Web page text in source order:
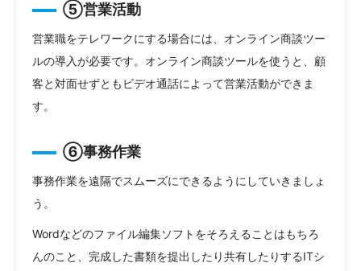
⑤営業活動
営業職をテレワークにする場合には、オンライン商談ツー
ルの導入が必要です。オンライン商談ツールを使うと、顧
客と対面せずともビデオ通話によって営業活動ができま
す。
⑥事務作業
事務作業を遠隔でスムーズにできるようにしていきましょ
う。
Wordなどのファイル編集ソフトをそろえることはもちろ
んのこと、完成した書類を提出したり共有したりするITシ